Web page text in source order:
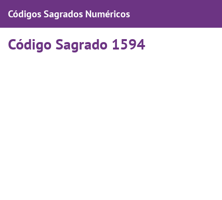
Códigos Sagrados Numéricos
Código Sagrado 1594